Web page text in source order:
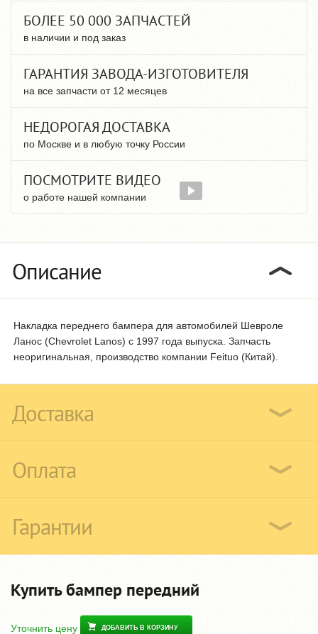
БОЛЕЕ 50 000 ЗАПЧАСТЕЙ
в наличии и под заказ
ГАРАНТИЯ ЗАВОДА-ИЗГОТОВИТЕЛЯ
на все запчасти от 12 месяцев
НЕДОРОГАЯ ДОСТАВКА
по Москве и в любую точку России
ПОСМОТРИТЕ ВИДЕО
о работе нашей компании
Описание
Накладка переднего бампера для автомобилей Шевроле
Ланос (Chevrolet Lanos) с 1997 года выпуска. Запчасть
неоригинальная, производство компании Feituo (Китай).
Доставка
Оплата
Гарантии
Купить бампер передний
Уточнить цену ДОБАВИТЬ В КОРЗИНУ